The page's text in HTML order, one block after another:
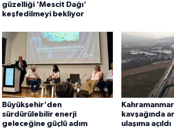
güzelliği 'Mescit Dağı'
keşfedilmeyi bekliyor
Büyükşehir'den
sürdürülebilir enerji
geleceğine güçlü adım
kavşağında
ulaşıma açıldı